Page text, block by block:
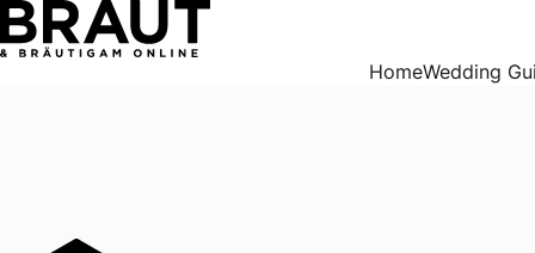
Süß & verführerisch: Die Hochzeitstorte als Wedding
HomeWedding